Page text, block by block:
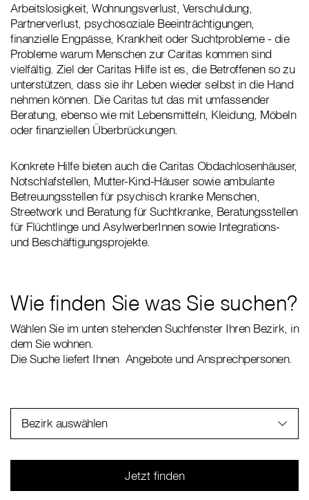
Arbeitslosigkeit, Wohnungsverlust, Verschuldung,
Partnerverlust, psychosoziale Beeinträchtigungen,
finanzielle Engpässe, Krankheit oder Suchtprobleme - die
Probleme warum Menschen zur Caritas kommen sind
vielfältig. Ziel der Caritas Hilfe ist es, die Betroffenen so zu
unterstützen, dass sie ihr Leben wieder selbst in die Hand
nehmen können. Die Caritas tut das mit umfassender
Beratung, ebenso wie mit Lebensmitteln, Kleidung, Möbeln
oder finanziellen Überbrückungen.
Konkrete Hilfe bieten auch die Caritas Obdachlosenhäuser,
Notschlafstellen, Mutter-Kind-Häuser sowie ambulante
Betreuungsstellen für psychisch kranke Menschen,
Streetwork und Beratung für Suchtkranke, Beratungsstellen
für Flüchtlinge und AsylwerberInnen sowie Integrations-
und Beschäftigungsprojekte.
Wie finden Sie was Sie suchen?
Wählen Sie im unten stehenden Suchfenster Ihren Bezirk, in
dem Sie wohnen.
Die Suche liefert Ihnen Angebote und Ansprechpersonen.
Bezirk auswählen